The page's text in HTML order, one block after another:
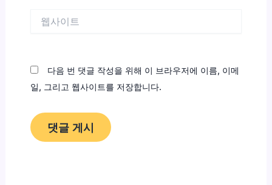
다음 번 댓글 작성을 위해 이 브라우저에 이름, 이메
일, 그리고 웹사이트를 저장합니다.